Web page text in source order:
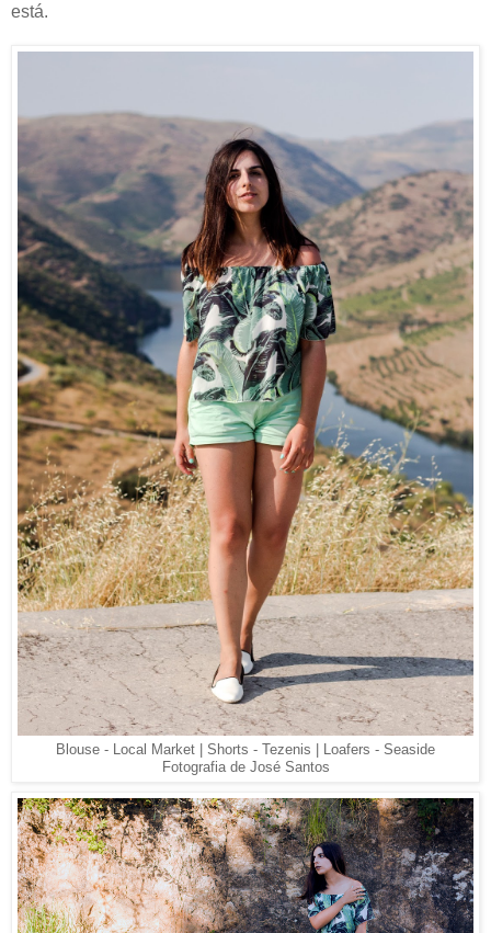
está.
Blouse - Local Market | Shorts - Tezenis | Loafers - Seaside
Fotografia de José Santos